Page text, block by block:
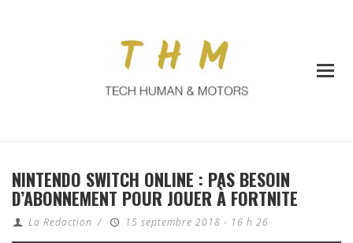
NINTENDO SWITCH ONLINE : PAS BESOIN
D’ABONNEMENT POUR JOUER À FORTNITE
La Redaction / 15 septembre 2018 - 16 h 26